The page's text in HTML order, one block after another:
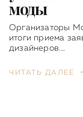
моды
Организаторы
итоги приема
дизайнеров.…
ЧИТАТЬ ДАЛЕЕ